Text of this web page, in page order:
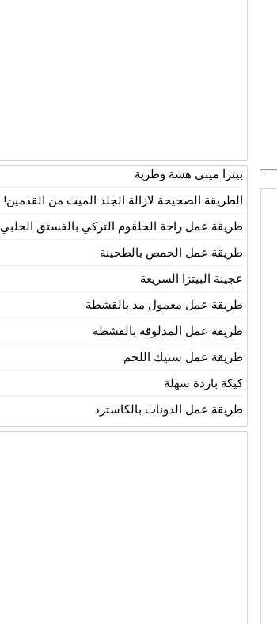
بيتزا ميني هشة وطرية
الطريقة الصحيحة لازالة الجلد الميت من القدمين!
طريقة عمل راحة الحلقوم التركي بالفستق الحلبي
طريقة عمل الحمص بالطحينة
عجينة البيتزا السريعة
طريقة عمل معمول مد بالقشطة
طريقة عمل المدلوقة بالقشطة
طريقة عمل ستيك اللحم
كيكة باردة سهلة
طريقة عمل الدونات بالكاسترد